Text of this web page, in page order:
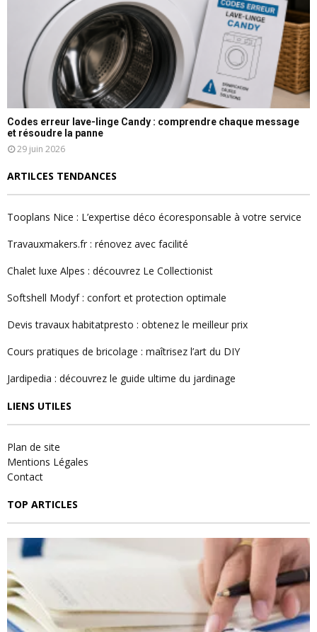
Codes erreur lave-linge Candy : comprendre chaque message
et résoudre la panne
29 juin 2026
ARTILCES TENDANCES
Tooplans Nice : L’expertise déco écoresponsable à votre service
Travauxmakers.fr : rénovez avec facilité
Chalet luxe Alpes : découvrez Le Collectionist
Softshell Modyf : confort et protection optimale
Devis travaux habitatpresto : obtenez le meilleur prix
Cours pratiques de bricolage : maîtrisez l’art du DIY
Jardipedia : découvrez le guide ultime du jardinage
LIENS UTILES
Plan de site
Mentions Légales
Contact
TOP ARTICLES